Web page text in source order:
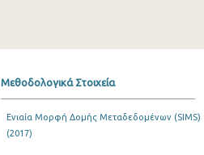
Μεθοδολογικά Στοιχεία
Ενιαία Μορφή Δομής Μεταδεδομένων (SIMS)
(2017)